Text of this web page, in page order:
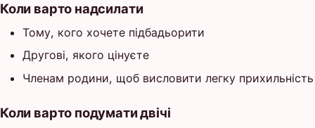
Коли варто надсилати
Тому, кого хочете підбадьорити
Другові, якого цінуєте
Членам родини, щоб висловити легку прихильність
Коли варто подумати двічі